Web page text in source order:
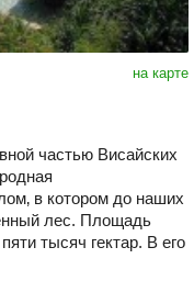
на карте
частью Висайских
в котором до наших
лес. Площадь
тысяч гектар. В его